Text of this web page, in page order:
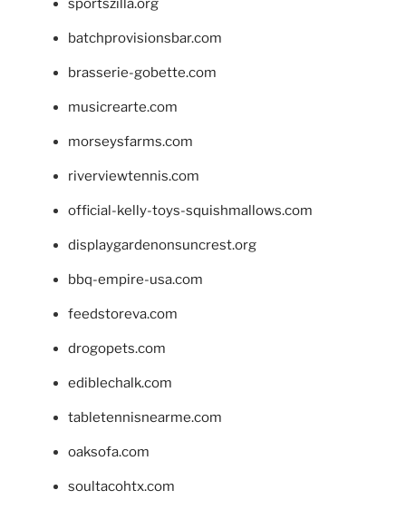
sportszilla.org
batchprovisionsbar.com
brasserie-gobette.com
musicrearte.com
morseysfarms.com
riverviewtennis.com
official-kelly-toys-squishmallows.com
displaygardenonsuncrest.org
bbq-empire-usa.com
feedstoreva.com
drogopets.com
ediblechalk.com
tabletennisnearme.com
oaksofa.com
soultacohtx.com